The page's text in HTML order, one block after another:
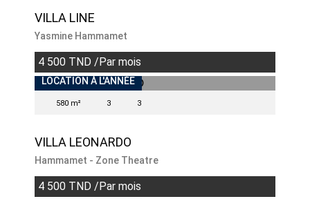
VILLA LINE
Yasmine Hammamet
4 500 TND /Par mois
LOCATION À L'ANNÉE
580 m² 3 3
VILLA LEONARDO
Hammamet - Zone Theatre
4 500 TND /Par mois